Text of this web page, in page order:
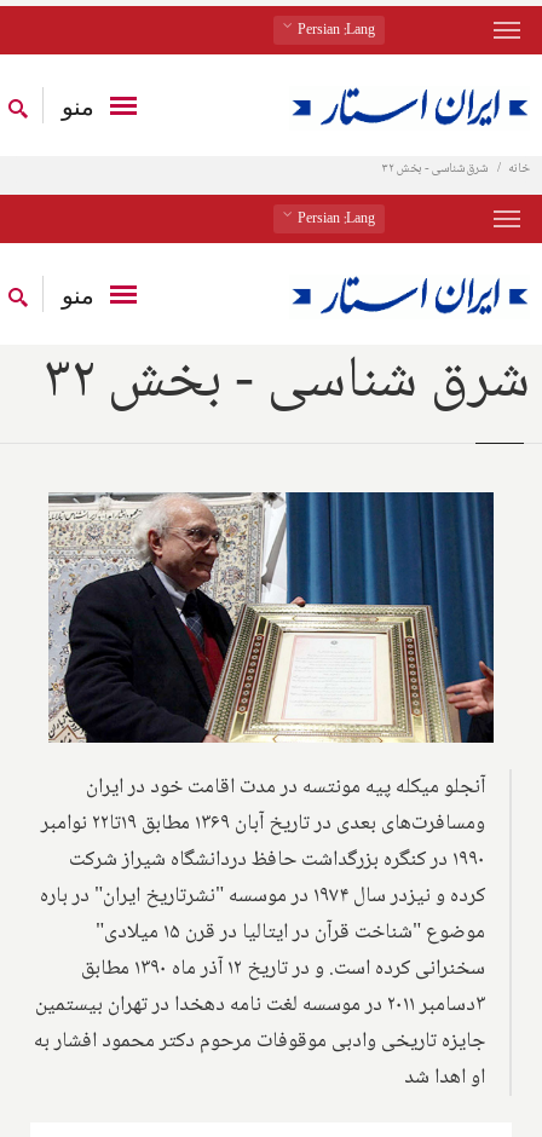
Lang
: Persian
منو
خانه شرق شناسی - بخش ۳۲
Lang
: Persian
منو
شرق شناسی - بخش ۳۲
آنجلو میکله پیه مونتسه‌ در مدت اقامت خود در ایران
ومسافرت‌های بعدی در تاریخ آبان ۱۳۶۹ مطابق ۱۹تا۲۲ نوامبر
۱۹۹۰ در کنگره بزرگداشت حافظ دردانشگاه‌ شیراز شرکت
کرده و نیزدر سال ۱۹۷۴ در موسسه "نشرتاریخ ایران" در باره
موضوع "شناخت قرآن در ایتالیا در قرن ۱۵ میلادی"
سخنرانی کرده است. و در تاریخ ۱۲ آذر ماه ۱۳۹۰ مطابق
۳دسامبر ۲۰۱۱ در موسسه لغت نامه دهخدا در تهران‌ بیستمین
جایزه تاریخی وادبی‌ موقوفات مرحوم دکتر محمود افشار‌ به
او اهدا شد